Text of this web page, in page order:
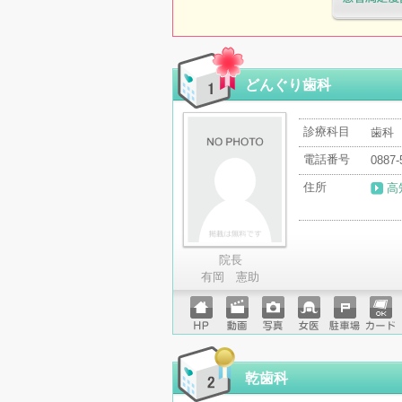
どんぐり歯科
院長
有岡 憲助
診療科目
歯科
電話番号
0887-
住所
高
ホーム
ページ
動画 写真 女医 駐車場クレジ
ード
乾歯科